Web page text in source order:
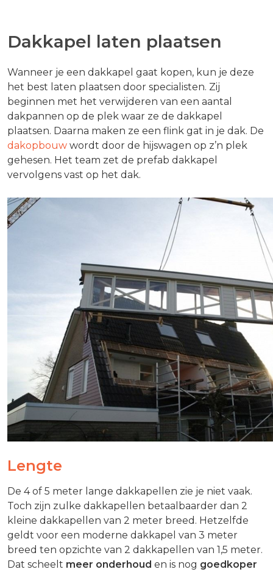
Dakkapel laten plaatsen
Wanneer je een dakkapel gaat kopen, kun je deze
het best laten plaatsen door specialisten. Zij
beginnen met het verwijderen van een aantal
dakpannen op de plek waar ze de dakkapel
plaatsen. Daarna maken ze een flink gat in je dak. De
dakopbouw wordt door de hijswagen op z’n plek
gehesen. Het team zet de prefab dakkapel
vervolgens vast op het dak.
Lengte
De 4 of 5 meter lange dakkapellen zie je niet vaak.
Toch zijn zulke dakkapellen betaalbaarder dan 2
kleine dakkapellen van 2 meter breed. Hetzelfde
geldt voor een moderne dakkapel van 3 meter
breed ten opzichte van 2 dakkapellen van 1,5 meter.
Dat scheelt meer onderhoud en is nog goedkoper